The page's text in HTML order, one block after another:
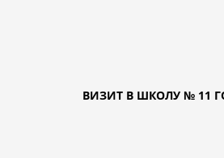
ВИЗИТ В ШКОЛУ № 11